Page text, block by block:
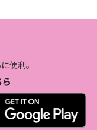
便利。